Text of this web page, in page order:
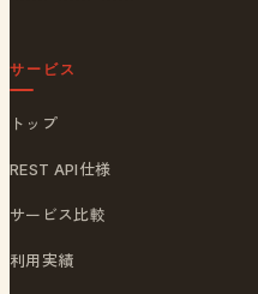
サービス
トップ
REST API仕様
サービス比較
利用実績